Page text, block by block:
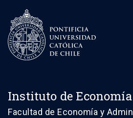
Instituto de Economía
Facultad de Economía y